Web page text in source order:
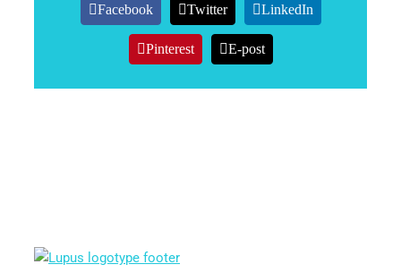
Facebook Twitter LinkedIn
Pinterest E-post